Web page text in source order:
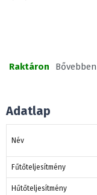
Raktáron Bővebben
Adatlap
Név
Fűtőteljesítmény
Hűtőteljesítmény